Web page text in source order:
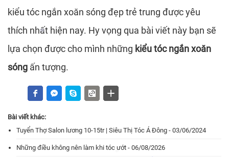
*
*
* *
kiểu tóc ngắn xoăn sóng đẹp trẻ trung được yêu
thích nhất hiện nay. Hy vọng qua bài viết này bạn sẽ
lựa chọn được cho mình những kiểu tóc ngắn xoăn
sóng ấn tượng.
Bài viết khác:
Tuyển Thợ Salon lương 10-15tr | Siêu Thị Tóc Á Đông - 03/06/2024
Những điều không nên làm khi tóc ướt - 06/08/2026